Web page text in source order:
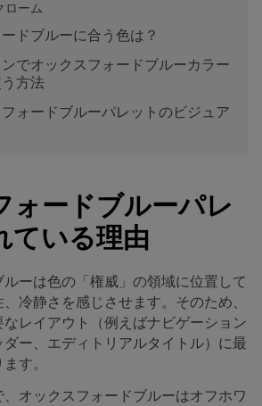
ローム
ドブルーに合う色は？
でオックスフォードブルーカラー
方法
ォードブルーパレットのビジュア
ォードブルーパレ
ている理由
ーは色の「権威」の領域に位置して
冷静さを感じさせます。そのため、
レイアウト（例えばナビゲーション
ー、エディトリアルタイトル）に最
す。
オックスフォードブルーはオフホワ